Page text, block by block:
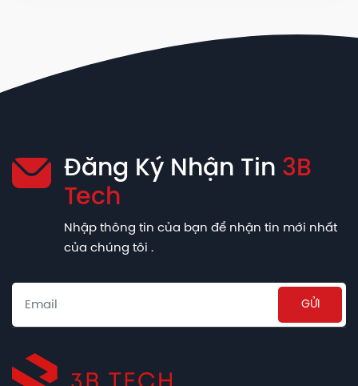
Đăng Ký Nhận Tin 3B
Tech
Nhập thông tin của bạn để nhận tin mới nhất
của chúng tôi .
Email